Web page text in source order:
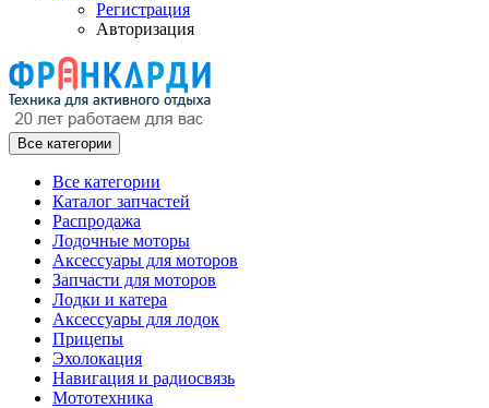
Регистрация
Авторизация
Все категории
Все категории
Каталог запчастей
Распродажа
Лодочные моторы
Аксессуары для моторов
Запчасти для моторов
Лодки и катера
Аксессуары для лодок
Прицепы
Эхолокация
Навигация и радиосвязь
Мототехника